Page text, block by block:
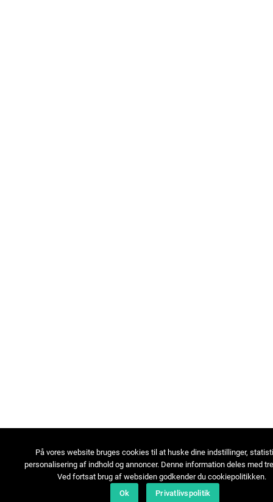
På vores website bruges cookies til at huske dine indstillinger,
personalisering af indhold og annoncer. Denne information deles med
Ved fortsat brug af websiden godkender du cookiepolitikken.
Ok
Privatlivspolitik